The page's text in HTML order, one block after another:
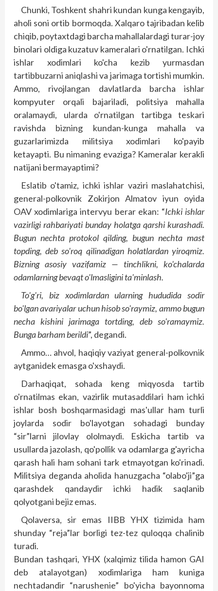
Chunki, Toshkent shahri kundan kunga kengayib,
aholi soni ortib bormoqda. Xalqaro tajribadan kelib
chiqib, poytaxtdagi barcha mahallalardagi turar-joy
binolari oldiga kuzatuv kameralari o'rnatilgan. Ichki
ishlar xodimlari ko'cha kezib yurmasdan
tartibbuzarni aniqlashi va jarimaga tortishi mumkin.
Ammo, rivojlangan davlatlarda barcha ishlar
kompyuter orqali bajariladi, politsiya mahalla
oralamaydi, ularda o'rnatilgan tartibga teskari
ravishda bizning kundan-kunga mahalla va
guzarlarimizda militsiya xodimlari ko'payib
ketayapti. Bu nimaning evaziga? Kameralar kerakli
natijani bermayaptimi?
Eslatib o'tamiz, ichki ishlar vaziri maslahatchisi,
general-polkovnik Zokirjon Almatov iyun oyida
OAV xodimlariga intervyu berar ekan: “Ichki ishlar
vazirligi rahbariyati bunday holatga qarshi kurashadi.
Bugun nechta protokol qilding, bugun nechta mast
topding, deb so'roq qilinadigan holatlardan yiroqmiz.
Bizning asosiy vazifamiz — tinchlikni, ko'chalarda
odamlarning bevaqt o'lmasligini ta'minlash.
To'g'ri, biz xodimlardan ularning hududida sodir
bo'lgan avariyalar uchun hisob so'raymiz, ammo bugun
necha kishini jarimaga tortding, deb so'ramaymiz.
Bunga barham berildi”, degandi.
Ammo… ahvol, haqiqiy vaziyat general-polkovnik
aytganidek emasga o'xshaydi.
Darhaqiqat, sohada keng miqyosda tartib
o'rnatilmas ekan, vazirlik mutasaddilari ham ichki
ishlar bosh boshqarmasidagi mas'ullar ham turli
joylarda sodir bo'layotgan sohadagi bunday
“sir”larni jilovlay ololmaydi. Eskicha tartib va
usullarda jazolash, qo'pollik va odamlarga g'ayricha
qarash hali ham sohani tark etmayotgan ko'rinadi.
Militsiya deganda aholida hanuzgacha “olabo'ji”ga
qarashdek qandaydir ichki hadik saqlanib
qolyotgani bejiz emas.
Qolaversa, sir emas IIBB YHX tizimida ham
shunday “reja”lar borligi tez-tez quloqqa chalinib
turadi.
Bundan tashqari, YHX (xalqimiz tilida hamon GAI
deb atalayotgan) xodimlariga ham kuniga
nechtadandir “narushenie” bo'yicha bayonnoma